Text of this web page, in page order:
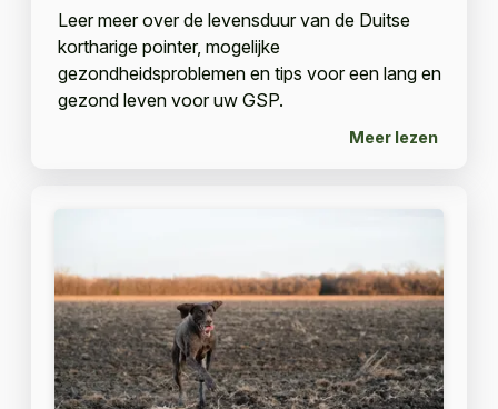
Leer meer over de levensduur van de Duitse
kortharige pointer, mogelijke
gezondheidsproblemen en tips voor een lang en
gezond leven voor uw GSP.
Meer lezen